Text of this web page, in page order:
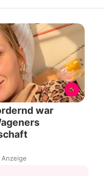
war
Anzeige